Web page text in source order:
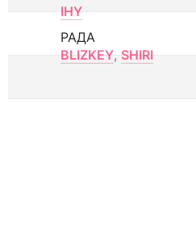
IHY
РАДА
BLIZKEY, SHIRI